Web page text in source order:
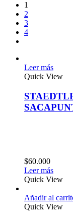
1
2
3
4
Leer más
Quick View
$60.000
Leer más
Quick View
Añadir al
Quick View